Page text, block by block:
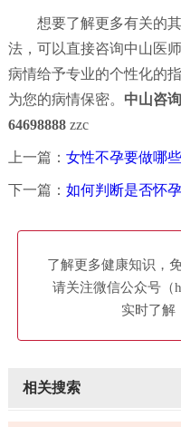
想要了解更多有关的其
法，可以直接咨询中山医师
病情给予专业的个性化的
为您的病情保密。 中山咨
64698888zzc
上一篇： 女性不孕要做哪
下一篇： 如何判断是否怀孕
了解更多健康知识，
请关注微信公众号（
实时了解
相关搜索